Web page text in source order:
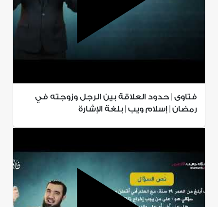
فتاوى | حدود العلاقة بين الرجل وزوجته في
رمضان | إسلام ويب | بلغة الإشارة